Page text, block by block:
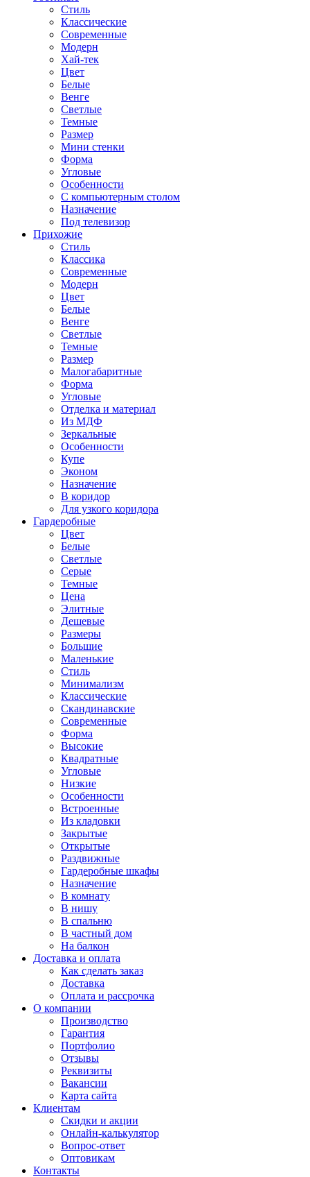
Стиль
Классические
Современные
Модерн
Хай-тек
Цвет
Белые
Венге
Светлые
Темные
Размер
Мини стенки
Форма
Угловые
Особенности
С компьютерным столом
Назначение
Под телевизор
Прихожие
Стиль
Классика
Современные
Модерн
Цвет
Белые
Венге
Светлые
Темные
Размер
Малогабаритные
Форма
Угловые
Отделка и материал
Из МДФ
Зеркальные
Особенности
Купе
Эконом
Назначение
В коридор
Для узкого коридора
Гардеробные
Цвет
Белые
Светлые
Серые
Темные
Цена
Элитные
Дешевые
Размеры
Большие
Маленькие
Стиль
Минимализм
Классические
Скандинавские
Современные
Форма
Высокие
Квадратные
Угловые
Низкие
Особенности
Встроенные
Из кладовки
Закрытые
Открытые
Раздвижные
Гардеробные шкафы
Назначение
В комнату
В нишу
В спальню
В частный дом
На балкон
Доставка и оплата
Как сделать заказ
Доставка
Оплата и рассрочка
О компании
Производство
Гарантия
Портфолио
Отзывы
Реквизиты
Вакансии
Карта сайта
Клиентам
Скидки и акции
Онлайн-калькулятор
Вопрос-ответ
Оптовикам
Контакты